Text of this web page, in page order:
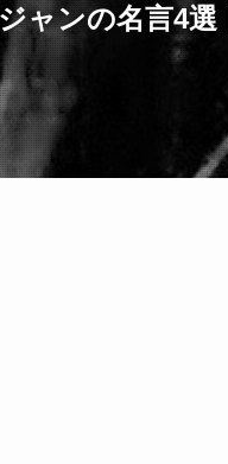
ャンの名言4選